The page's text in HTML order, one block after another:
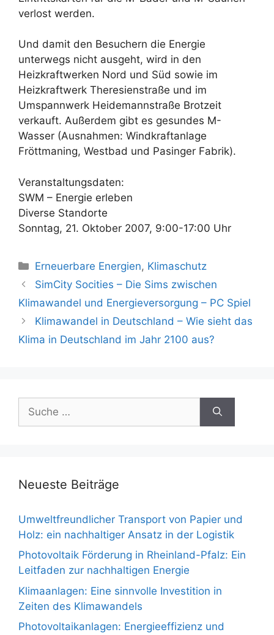
verlost werden.
Und damit den Besuchern die Energie
unterwegs nicht ausgeht, wird in den
Heizkraftwerken Nord und Süd sowie im
Heizkraftwerk Theresienstraße und im
Umspannwerk Heidemannstraße Brotzeit
verkauft. Außerdem gibt es gesundes M-
Wasser (Ausnahmen: Windkraftanlage
Fröttmaning, Westbad und Pasinger Fabrik).
Veranstaltungsdaten:
SWM – Energie erleben
Diverse Standorte
Sonntag, 21. Oktober 2007, 9:00-17:00 Uhr
Kategorien
Erneuerbare Energien, Klimaschutz
Beitrags-
Navigation
SimCity Socities – Die Sims zwischen
Klimawandel und Energieversorgung – PC Spiel
Klimawandel in Deutschland – Wie sieht das
Klima in Deutschland im Jahr 2100 aus?
nach:
Neueste Beiträge
Umweltfreundlicher Transport von Papier und
Holz: ein nachhaltiger Ansatz in der Logistik
Photovoltaik Förderung in Rheinland-Pfalz: Ein
Leitfaden zur nachhaltigen Energie
Klimaanlagen: Eine sinnvolle Investition in
Zeiten des Klimawandels
Photovoltaikanlagen: Energieeffizienz und